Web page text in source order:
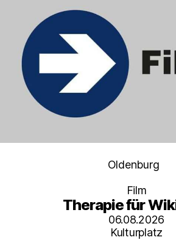
Oldenburg
Film
Therapie für
06.08.2026
Kulturplatz